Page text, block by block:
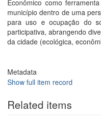
Econômico como
município dentro de uma
para uso e ocupação do
participativa, abrangendo
da cidade (ecológica,
Metadata
Show full item record
Related items